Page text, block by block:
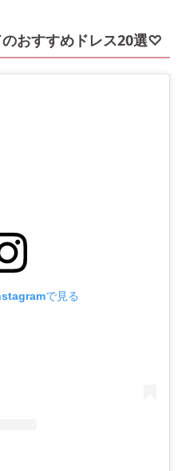
おすすめドレス20選♡
で見る